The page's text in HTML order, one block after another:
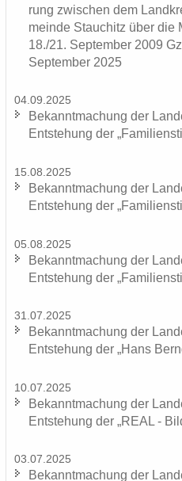
rung zwi­schen dem
mein­de Stau­chitz über die
18./21. Sep­tem­ber 2009
Sep­tem­ber 2025
04.09.2025
Be­kannt­ma­chung der
Ent­ste­hung der
15.08.2025
Be­kannt­ma­chung der
Ent­ste­hung der
05.08.2025
Be­kannt­ma­chung der
Ent­ste­hung der
31.07.2025
Be­kannt­ma­chung der
Ent­ste­hung der „Hans
10.07.2025
Be­kannt­ma­chung der
Ent­ste­hung der „REAL -
03.07.2025
Be­kannt­ma­chung der